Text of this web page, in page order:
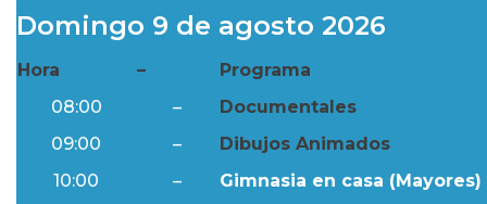
Domingo 9 de agosto 2026
Hora –
Programa
08:00
–
Documentales
09:00
–
Dibujos Animados
10:00
–
Gimnasia en casa (Mayores)